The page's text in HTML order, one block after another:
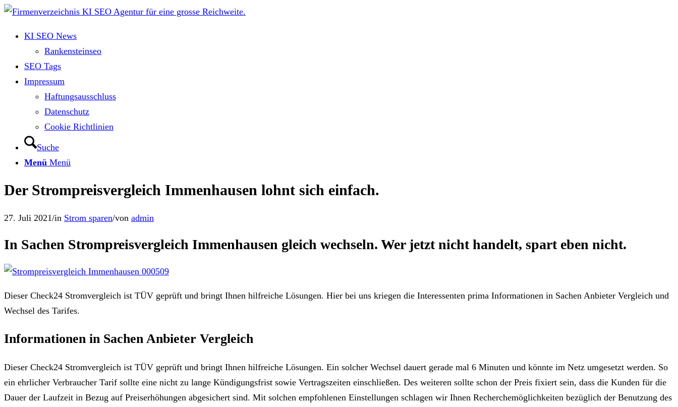
KI SEO News
Rankensteinseo
SEO Tags
Impressum
Haftungsausschluss
Datenschutz
Cookie Richtlinien
Suche
Menü Menü
Der Strompreisvergleich Immenhausen lohnt sich einfach.
27. Juli 2021/in Strom sparen/von admin
In Sachen Strompreisvergleich Immenhausen gleich wechseln. Wer jetzt nicht handelt, spart eben nicht.
Dieser Check24 Stromvergleich ist TÜV geprüft und bringt Ihnen hilfreiche Lösungen. Hier bei uns kriegen die Interessenten prima Informationen in Sachen Anbieter Vergleich und
Wechsel des Tarifes.
Informationen in Sachen Anbieter Vergleich
Dieser Check24 Stromvergleich ist TÜV geprüft und bringt Ihnen hilfreiche Lösungen. Ein solcher Wechsel dauert gerade mal 6 Minuten und könnte im Netz umgesetzt werden. So
ein ehrlicher Verbraucher Tarif sollte eine nicht zu lange Kündigungsfrist sowie Vertragszeiten einschließen. Des weiteren sollte schon der Preis fixiert sein, dass die Kunden für die
Dauer der Laufzeit in Bezug auf Preiserhöhungen abgesichert sind. Mit solchen empfohlenen Einstellungen schlagen wir Ihnen Recherchemöglichkeiten bezüglich der Benutzung des